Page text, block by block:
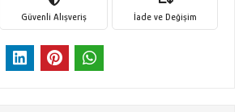
Güvenli Alışveriş İade ve Değişim